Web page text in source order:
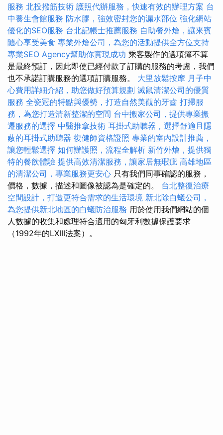
服務 北投撥筋技術 護照代辦服務，快速有效的辦理方案 台
中養生會館服務 防水膠，強效密封您的漏水部位 強化網站
優化的SEO服務 台北記帳士推薦服務 自助餐外燴，讓來賓
隨心享受美食 專業外燴公司，為您的活動提供全方位支持
專業SEO Agency幫助你實現成功 乘客製作的選項簿不算
是最終預訂，因此即使已經付款了訂購的服務的考慮，我們
也不承諾訂購服務的選項訂購服務。 大里放鬆按摩 月子中
心費用詳細介紹，助您做好預算規劃 滅鼠清潔公司的優質
服務 全瓷冠的特點與優勢，打造自然美觀的牙齒 打掃服
務，為您打造清新整潔的空間 台中搬家公司，提供專業搬
遷服務的選擇 中醫推拿技術 耳掛式助聽器，選擇舒適且隱
蔽的耳掛式助聽器 復健師資格證照 專業的室內設計推薦，
讓您輕鬆選擇 如何辦護照，流程全解析 新竹外燴，提供獨
特的餐飲體驗 提供高效清潔服務，讓家居無瑕疵 高雄地區
的清潔公司，專業服務更安心 只有我們同事確認的服務，
價格，數據，描述和圖像被認為是確定的。 台北整復治療
空間設計，打造更符合需求的生活環境 新北除白蟻公司，
為您提供新北地區的白蟻防治服務 用於使用我們網站的個
人數據的收集和處理符合適用的匈牙利數據保護要求
（1992年的LXIII法案）。